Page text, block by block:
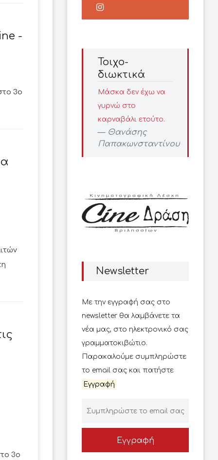
-
3ο
3ο
Τοιχο-
διωκτικά
Μάσκα δεν έχω να
γυρνώ στο
καρναβάλι ετούτο.
Θανάσης
Παπακωνσταντίνου
Newsletter
Με την εγγραφή σας στο
newsletter θα λαμβάνετε τα
νέα μας, στο ηλεκτρονικό σας
γραμματοκιβώτιο.
Παρακαλούμε συμπληρώστε
το email σας και πατήστε
Εγγραφή
Εγγραφή